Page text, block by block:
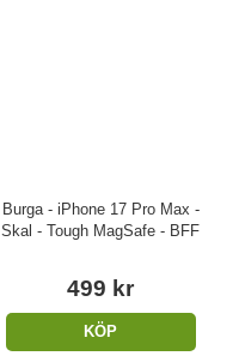
Burga - iPhone 17 Pro Max -
Skal - Tough MagSafe - BFF
499 kr
KÖP